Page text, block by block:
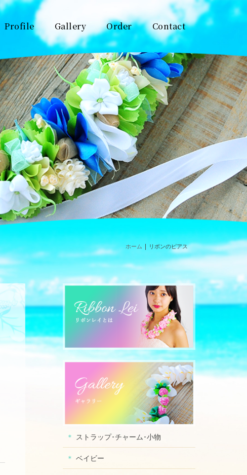
Profile Gallery Order Contact
ホーム リボンのピアス
ストラップ･チャーム･小物
ベイビー